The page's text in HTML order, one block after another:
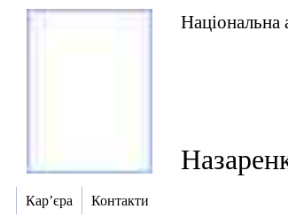
Національна
Кар’єра Контакти